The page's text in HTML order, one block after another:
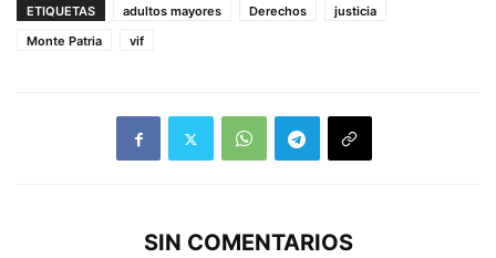
ETIQUETAS adultos mayores Derechos
justicia
Monte Patria
vif
SIN COMENTARIOS